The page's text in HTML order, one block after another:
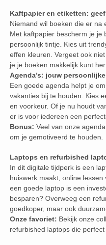
Kaftpapier en etiketten:
Niemand wil boeken die er na
Met kaftpapier bescherm je je
persoonlijk tintje. Kies uit
effen kleuren. Vergeet ook
je je boeken makkelijk kunt
Agenda’s: jouw
Een goede agenda helpt je
vakanties bij te houden. Kies
en voorkeur. Of je nu houdt
er is voor iedereen een
Bonus: Veel van onze
om je gemotiveerd te houden.
Laptops en refurbished
In dit digitale tijdperk is een
huiswerk maakt, online
een goede laptop is een
besparen? Overweeg een
goedkoper, maar ook
Onze favoriet: Bekijk onze
refurbished laptops die